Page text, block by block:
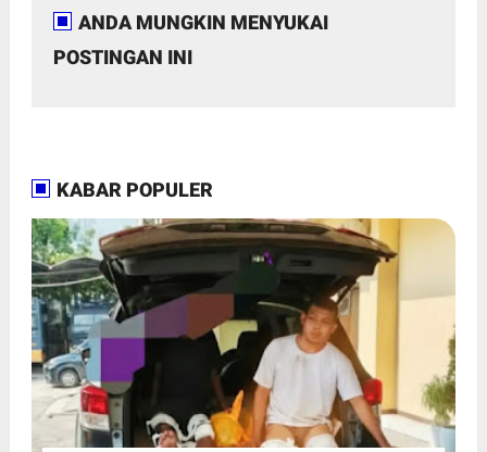
ANDA MUNGKIN MENYUKAI
POSTINGAN INI
KABAR POPULER